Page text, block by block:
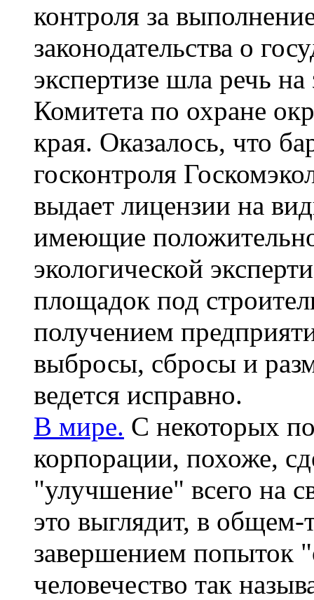
контроля за
законодательства о
экспертизе шла речь
Комитета по охране
края. Оказалось, что
госконтроля
выдает лицензии на
имеющие
экологической
площадок под
получением
выбросы, сбросы и
ведется исправно.
В мире. С некоторых
корпорации, похоже,
"улучшение" всего на
это выглядит, в
завершением попыток
человечество так